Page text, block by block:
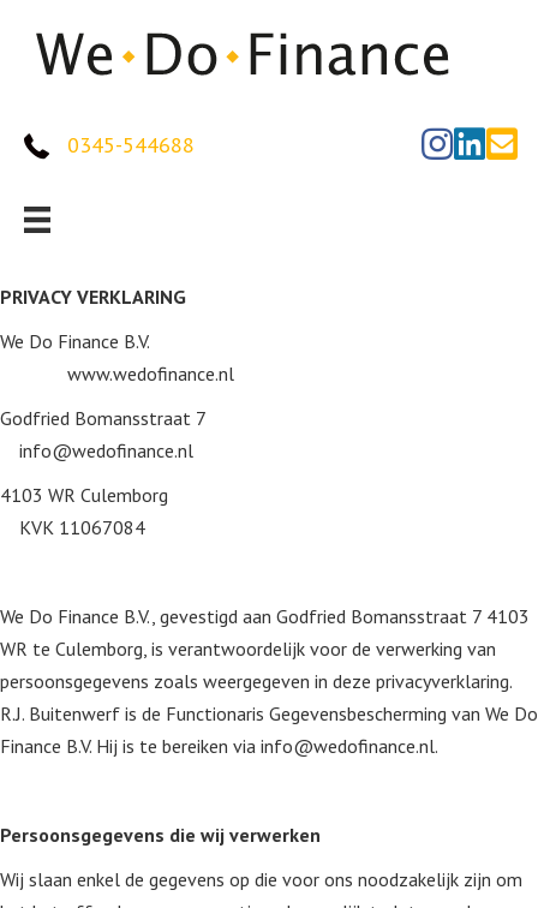
0345-544688
PRIVACY VERKLARING
We Do Finance B.V.
www.wedofinance.nl
Godfried Bomansstraat 7
info@wedofinance.nl
4103 WR Culemborg
KVK 11067084
We Do Finance B.V., gevestigd aan Godfried Bomansstraat 7 4103
WR te Culemborg, is verantwoordelijk voor de verwerking van
persoonsgegevens zoals weergegeven in deze privacyverklaring.
R.J. Buitenwerf is de Functionaris Gegevensbescherming van We Do
Finance B.V. Hij is te bereiken via info@wedofinance.nl.
Persoonsgegevens die wij verwerken
Wij slaan enkel de gegevens op die voor ons noodzakelijk zijn om